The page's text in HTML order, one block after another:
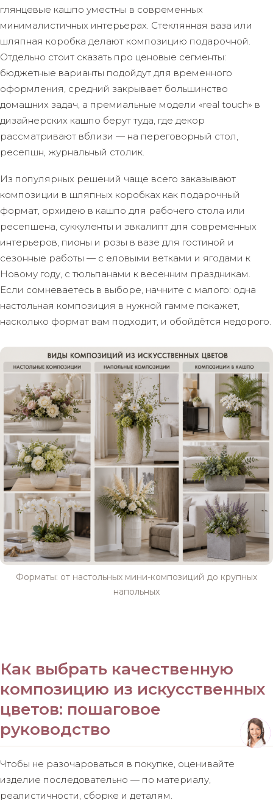
глянцевые кашпо уместны в современных
минималистичных интерьерах. Стеклянная ваза или
шляпная коробка делают композицию подарочной.
Отдельно стоит сказать про ценовые сегменты:
бюджетные варианты подойдут для временного
оформления, средний закрывает большинство
домашних задач, а премиальные модели «real touch» в
дизайнерских кашпо берут туда, где декор
рассматривают вблизи — на переговорный стол,
ресепшн, журнальный столик.
Из популярных решений чаще всего заказывают
композиции в шляпных коробках как подарочный
формат, орхидею в кашпо для рабочего стола или
ресепшена, суккуленты и эвкалипт для современных
интерьеров, пионы и розы в вазе для гостиной и
сезонные работы — с еловыми ветками и ягодами к
Новому году, с тюльпанами к весенним праздникам.
Если сомневаетесь в выборе, начните с малого: одна
настольная композиция в нужной гамме покажет,
насколько формат вам подходит, и обойдётся недорого.
Форматы: от настольных мини-композиций до крупных
напольных
Как выбрать качественную
композицию из искусственных
цветов: пошаговое
руководство
Чтобы не разочароваться в покупке, оценивайте
изделие последовательно — по материалу,
реалистичности, сборке и деталям.